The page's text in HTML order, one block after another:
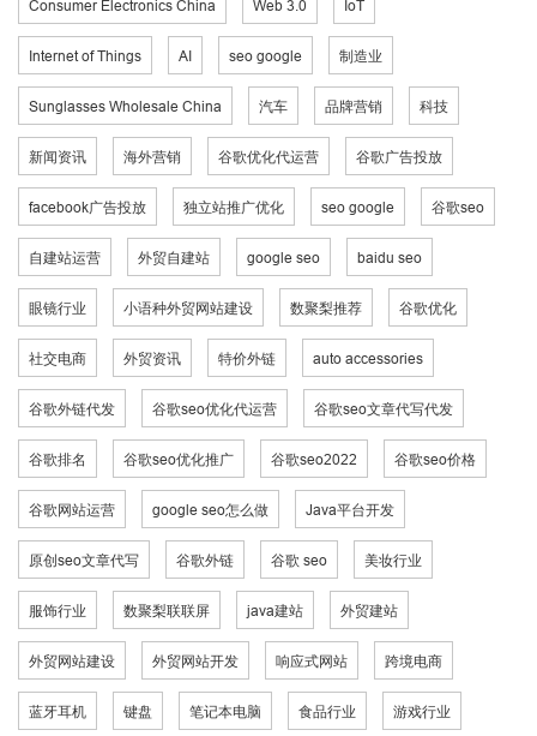
Consumer Electronics China Web 3.0 IoT
Internet of Things AI seo google 制造业
Sunglasses Wholesale China 汽车 品牌营销 科技
新闻资讯 海外营销 谷歌优化代运营 谷歌广告投放
facebook广告投放 独立站推广优化 seo google 谷歌seo
自建站运营 外贸自建站 google seo baidu seo
眼镜行业 小语种外贸网站建设 数聚梨推荐 谷歌优化
社交电商 外贸资讯 特价外链 auto accessories
谷歌外链代发 谷歌seo优化代运营 谷歌seo文章代写代发
谷歌排名 谷歌seo优化推广 谷歌seo2022 谷歌seo价格
谷歌网站运营 google seo怎么做 Java平台开发
原创seo文章代写 谷歌外链 谷歌 seo 美妆行业
服饰行业 数聚梨联联屏 java建站 外贸建站
外贸网站建设 外贸网站开发 响应式网站 跨境电商
蓝牙耳机 键盘 笔记本电脑 食品行业 游戏行业